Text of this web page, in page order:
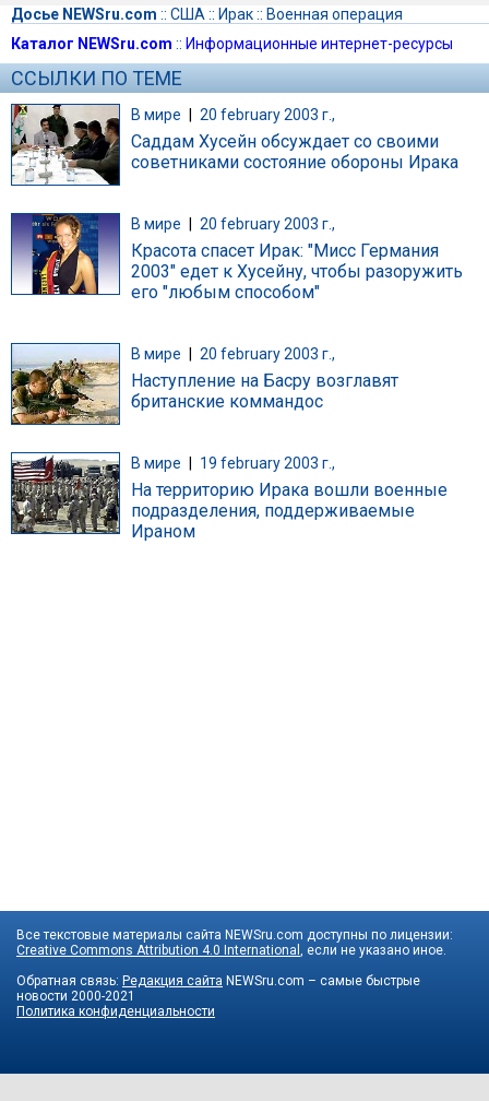
Досье NEWSru.com :: США :: Ирак:: Военная операция
Каталог NEWSru.com :: Информационные интернет-ресурсы
ССЫЛКИ ПО ТЕМЕ
В мире | 20 february 2003 г.,
Саддам Хусейн обсуждает со своими
советниками состояние обороны Ирака
В мире 20 february 2003 г.,
Красота спасет Ирак: "Мисс Германия
2003" едет к Хусейну, чтобы разоружить
его "любым способом"
В мире 20 february 2003 г.,
Наступление на Басру возглавят
британские коммандос
В мире 19 february 2003 г.,
На территорию Ирака вошли военные
подразделения, поддерживаемые
Ираном
Все текстовые материалы сайта NEWSru.com доступны по лицензии:
Creative Commons Attribution 4.0 International
, если не указано иное.
Обратная связь: Редакция сайта NEWSru.com – самые быстрые
новости 2000-2021
Политика конфиденциальности